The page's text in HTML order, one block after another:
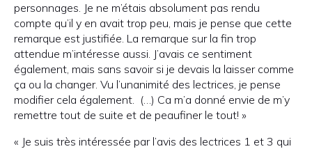
personnages. Je ne m’étais absolument pas rendu
compte qu’il y en avait trop peu, mais je pense que cette
remarque est justifiée. La remarque sur la fin trop
attendue m’intéresse aussi. J’avais ce sentiment
également, mais sans savoir si je devais la laisser comme
ça ou la changer. Vu l’unanimité des lectrices, je pense
modifier cela également. (…) Ca m’a donné envie de m’y
remettre tout de suite et de peaufiner le tout! »
« Je suis très intéressée par l’avis des lectrices 1 et 3 qui